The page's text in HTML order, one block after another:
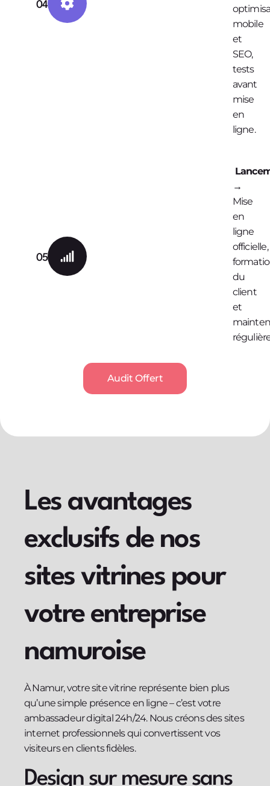
04
mobile
et
SEO,
tests
avant
mise
en
ligne.
05
→
Mise
en
ligne
officielle,
du
client
et
Audit Offert
Les avantages
exclusifs de nos
sites vitrines pour
votre entreprise
namuroise
À Namur, votre site vitrine représente bien plus
qu’une simple présence en ligne – c’est votre
ambassadeur digital 24h/24. Nous créons des sites
internet professionnels qui convertissent vos
visiteurs en clients fidèles.
Design sur mesure sans